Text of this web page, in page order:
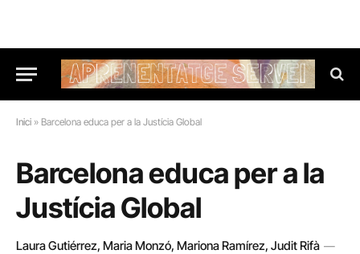
Inici » Barcelona educa per a la Justícia Global
Barcelona educa per a la
Justícia Global
Laura Gutiérrez, Maria Monzó, Mariona Ramírez, Judit Rifà